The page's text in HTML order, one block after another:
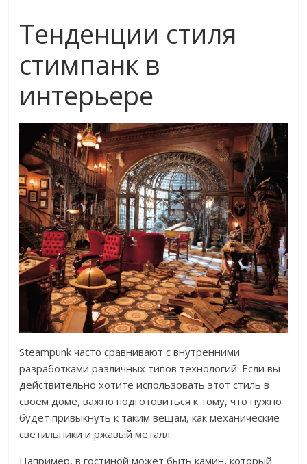
Тенденции стиля
стимпанк в
интерьере
Steampunk часто сравнивают с внутренними
разработками различных типов технологий. Если вы
действительно хотите использовать этот стиль в
своем доме, важно подготовиться к тому, что нужно
будет привыкнуть к таким вещам, как механические
светильники и ржавый металл.
Например, в гостиной может быть камин, который